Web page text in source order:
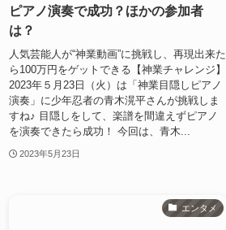
ピアノ演奏で成功？ほかの参加者
は？
人気芸能人が“神業動画”に挑戦し、再現出来た
ら100万円をゲットできる【神業チャレンジ】
2023年５月23日（火）は「神業目隠しピアノ
演奏」に少年忍者の青木滉平さんが挑戦しま
すね♪ 目隠しをして、楽譜を間違えずピアノ
を演奏できたら成功！ 今回は、青木...
2023年5月23日
エンタメ